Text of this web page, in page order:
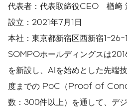
代表者：代表取締役CEO 楢﨑
設立：2021年7月1日
本社：東京都新宿区西新宿1-26-1
SOMPOホールディングスは
を新設し、AIを始めとした先端
度までの PoC（Proof of
数：300件以上）を通して、デ